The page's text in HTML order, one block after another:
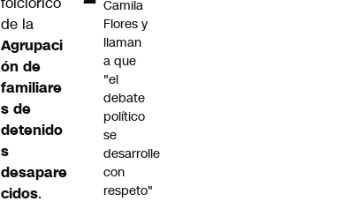
de la
Agrupaci
ón de
familiare
s de
detenido
s
desapare
cidos.
Camila
Flores y
llaman
a que
"el
debate
político
se
desarrolle
con
respeto"